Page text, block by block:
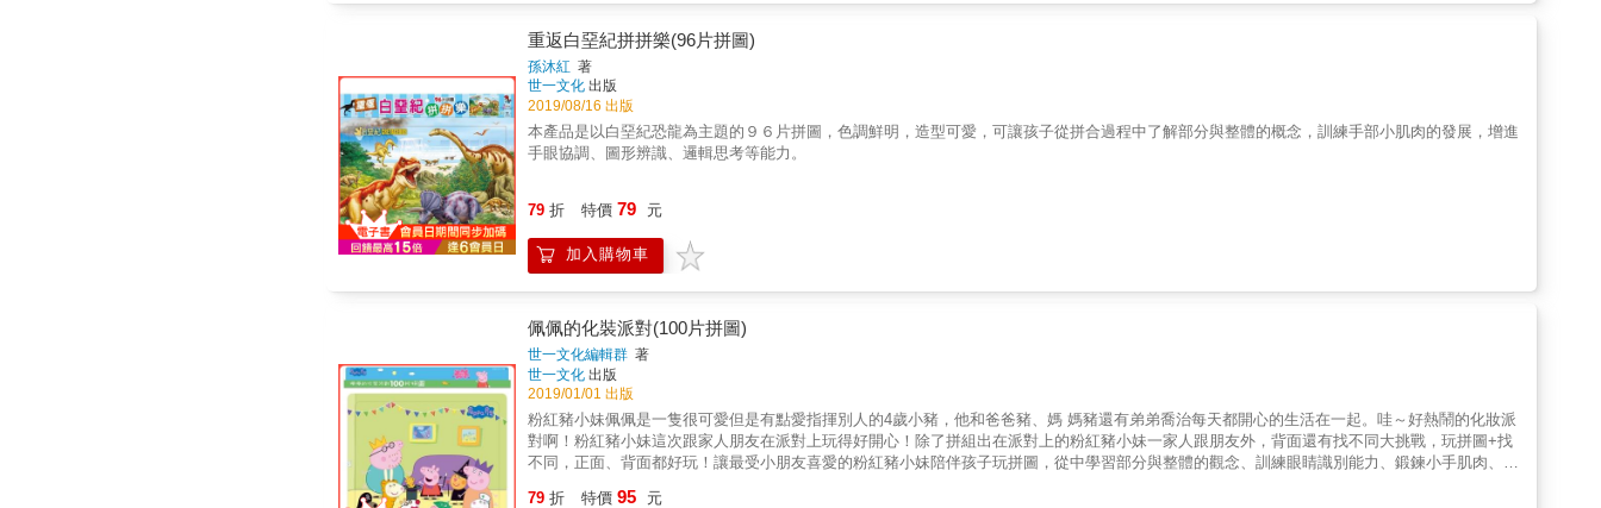
重返白堊紀拼拼樂(96片拼圖)
孫沐紅 著
世一文化 出版
2019/08/16 出版
本產品是以白堊紀恐龍為主題的９６片拼圖，色調鮮明，造型可愛，可讓孩子從拼合過程中了解部分與整體的概念，訓練手部小肌肉的發展，增進
手眼協調、圖形辨識、邏輯思考等能力。
79 折 特價 79 元
加入購物車
佩佩的化裝派對(100片拼圖)
世一文化編輯群 著
世一文化 出版
2019/01/01 出版
粉紅豬小妹佩佩是一隻很可愛但是有點愛指揮別人的4歲小豬，他和爸爸豬、媽 媽豬還有弟弟喬治每天都開心的生活在一起。哇～好熱鬧的化妝派
對啊！粉紅豬小妹這次跟家人朋友在派對上玩得好開心！除了拼組出在派對上的粉紅豬小妹一家人跟朋友外，背面還有找不同大挑戰，玩拼圖+找
不同，正面、背面都好玩！讓最受小朋友喜愛的粉紅豬小妹陪伴孩子玩拼圖，從中學習部分與整體的觀念、訓練眼睛識別能力、鍛鍊小手肌肉、培
79 折 特價 95 元